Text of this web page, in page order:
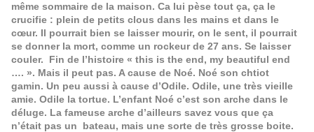
même sommaire de la maison. Ca lui pèse tout ça, ça le
crucifie : plein de petits clous dans les mains et dans le
cœur. Il pourrait bien se laisser mourir, on le sent, il pourrait
se donner la mort, comme un rockeur de 27 ans. Se laisser
couler. Fin de l’histoire « this is the end, my beautiful end
…. ». Mais il peut pas. A cause de Noé. Noé son chtiot
gamin. Un peu aussi à cause d’Odile. Odile, une très vieille
amie. Odile la tortue. L’enfant Noé c’est son arche dans le
déluge. La fameuse arche d’ailleurs savez vous que ça
n’était pas un bateau, mais une sorte de très grosse boite.